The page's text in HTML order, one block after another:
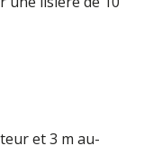
et 3 m au-